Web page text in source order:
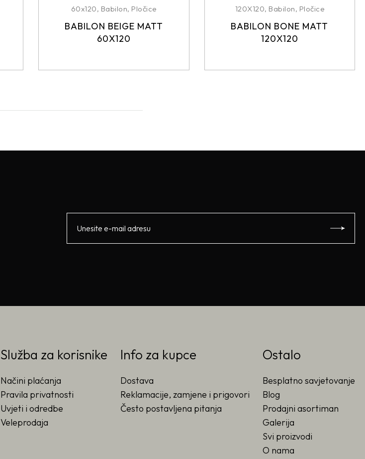
60x120, Babilon, Pločice
BABILON BEIGE MATT
60X120
120X120, Babilon, Pločice
BABILON BONE MATT
120X120
Služba za korisnike
Načini plaćanja
Pravila privatnosti
Uvjeti i odredbe
Veleprodaja
Info za kupce
Dostava
Reklamacije, zamjene i prigovori
Često postavljena pitanja
Ostalo
Besplatno savjetovanje
Blog
Prodajni asortiman
Galerija
Svi proizvodi
O nama